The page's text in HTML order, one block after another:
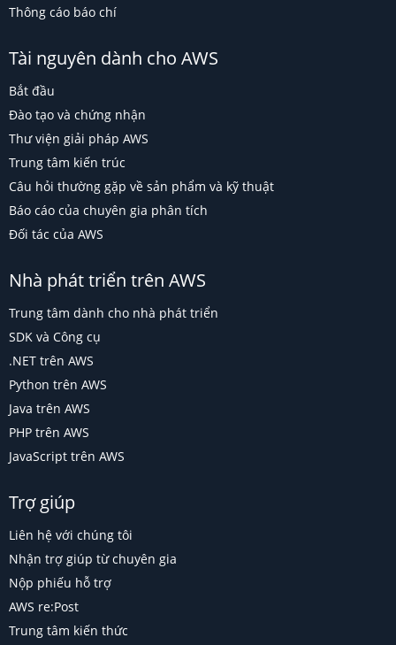
Thông cáo báo chí
Tài nguyên dành cho AWS
Bắt đầu
Đào tạo và chứng nhận
Thư viện giải pháp AWS
Trung tâm kiến trúc
Câu hỏi thường gặp về sản phẩm và kỹ thuật
Báo cáo của chuyên gia phân tích
Đối tác của AWS
Nhà phát triển trên AWS
Trung tâm dành cho nhà phát triển
SDK và Công cụ
.NET trên AWS
Python trên AWS
Java trên AWS
PHP trên AWS
JavaScript trên AWS
Trợ giúp
Liên hệ với chúng tôi
Nhận trợ giúp từ chuyên gia
Nộp phiếu hỗ trợ
AWS re:Post
Trung tâm kiến thức